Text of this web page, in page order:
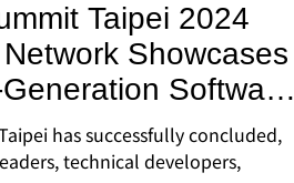
Taipei 2024
Showcases
Software
technical developers,